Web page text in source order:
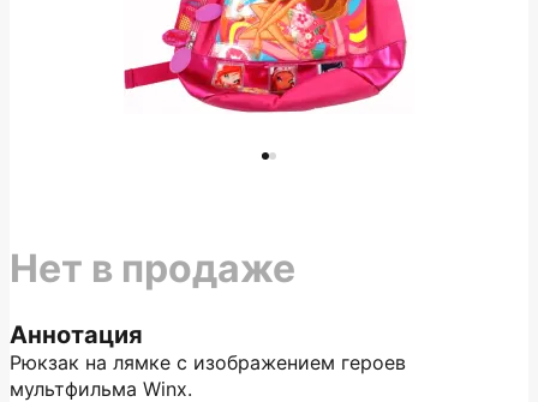
Аннотация
Рюкзак на лямке с изображением героев
мультфильма Winx.
Нет в продаже